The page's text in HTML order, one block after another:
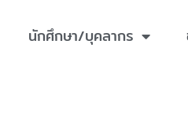
นักศึกษา/บุคลากร